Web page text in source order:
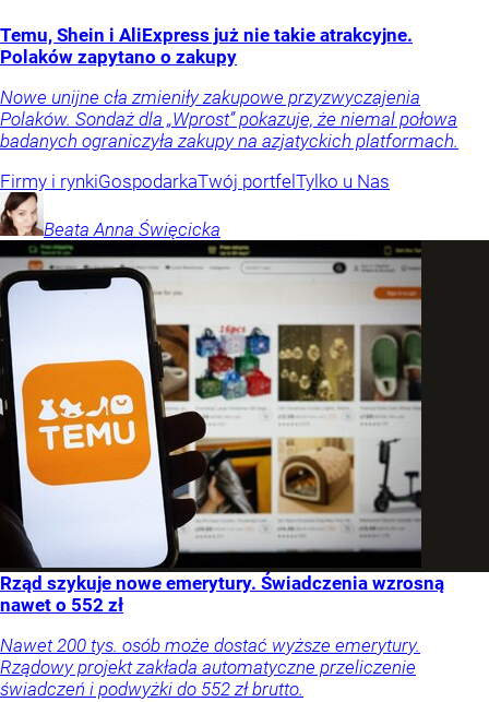
Temu, Shein i AliExpress już nie takie atrakcyjne.
Polaków zapytano o zakupy
Nowe unijne cła zmieniły zakupowe przyzwyczajenia
Polaków. Sondaż dla „Wprost” pokazuje, że niemal połowa
badanych ograniczyła zakupy na azjatyckich platformach.
Firmy i rynkiGospodarkaTwój portfel Tylko u Nas
Beata Anna Święcicka
Rząd szykuje nowe emerytury. Świadczenia wzrosną
nawet o 552 zł
Nawet 200 tys. osób może dostać wyższe emerytury.
Rządowy projekt zakłada automatyczne przeliczenie
świadczeń i podwyżki do 552 zł brutto.